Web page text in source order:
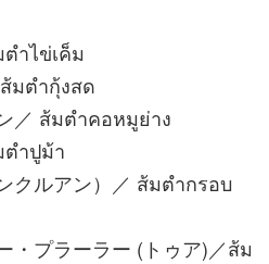
ำไข่เค็ม
มตำกุ้งสด
／ ส้มตำคอหมูย่าง
ตำปูม้า
クルアン）／ ส้มตำกรอบ
・プラーラー (トゥア)／ส้ม